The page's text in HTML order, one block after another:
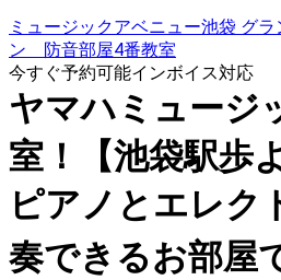
ミュージックアベニュー池袋 グ
ン 防音部屋4番教室
今すぐ予約可能インボイス対応
ヤマハミュージ
室！【池袋駅歩
ピアノとエレク
奏できるお部屋